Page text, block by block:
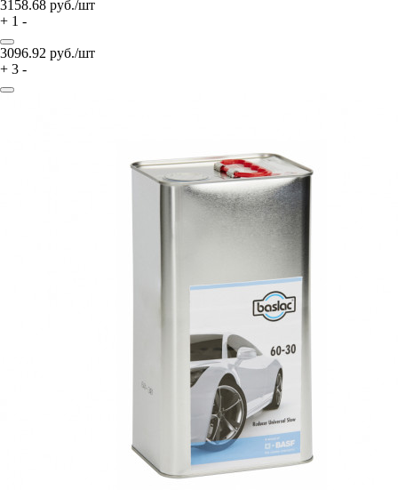
3158.68 руб./шт
+ 1 -
3096.92 руб./шт
+ 3 -